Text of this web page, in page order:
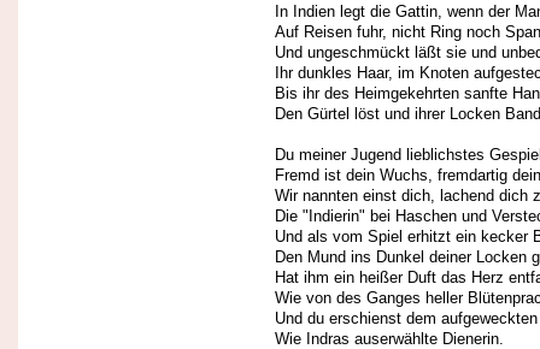
In Indien legt die Gattin, wenn der
Auf Reisen fuhr, nicht Ring noch
Und ungeschmückt läßt sie und
Ihr dunkles Haar, im Knoten
Bis ihr des Heimgekehrten sanfte
Den Gürtel löst und ihrer Locken
Du meiner Jugend lieblichstes
Fremd ist dein Wuchs, fremdartig
Wir nannten einst dich, lachend dich
Die "Indierin" bei Haschen und
Und als vom Spiel erhitzt ein kecker
Den Mund ins Dunkel deiner Locken
Hat ihm ein heißer Duft das Herz
Wie von des Ganges heller
Und du erschienst dem
Wie Indras auserwählte Dienerin.